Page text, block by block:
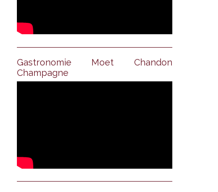
Gastronomie Moet Chandon
Champagne